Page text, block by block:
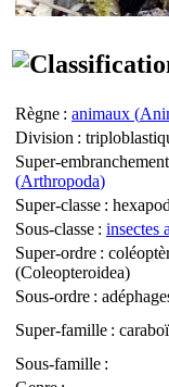
Règne : animaux (
Division :
Super-embranchement
(Arthropoda)
Super-classe :
Sous-classe : insectes
Super-ordre :
(Coleopteroidea)
Sous-ordre :
Super-famille :
Sous-famille :